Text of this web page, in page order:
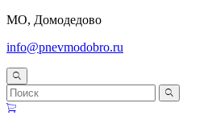
МО, Домодедово
info@pnevmodobro.ru